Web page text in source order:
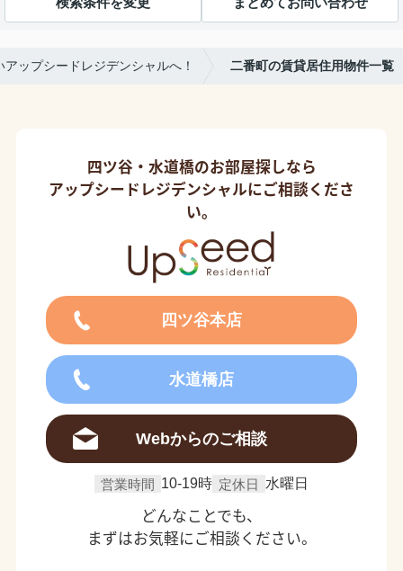
ップシードレジデンシャルへ！ 二番町の賃貸居住用物件一覧
四ツ谷・水道橋のお部屋探しなら
アップシードレジデンシャルにご相談くださ
い。
四ツ谷本店
水道橋店
Webからのご相談
営業時間 10-19時 定休日 水曜日
どんなことでも、
まずはお気軽にご相談ください。